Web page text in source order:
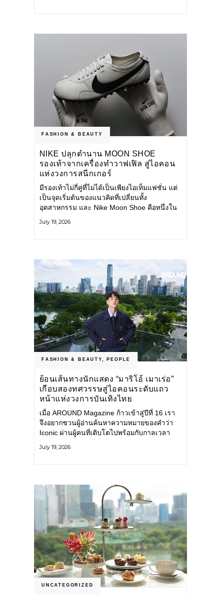
FASHION & BEAUTY
NIKE ปลุกตำนาน MOON SHOE
รองเท้าจากเครื่องทำวาฟเฟิล สู่ไอคอน
แห่งวงการสนีกเกอร์
มีรองเท้าไม่กี่คู่ที่ไม่ได้เป็นเพียงไอเท็มแฟชั่น แต่
เป็นจุดเริ่มต้นของแนวคิดที่เปลี่ยนทั้ง
อุตสาหกรรม และ Nike Moon Shoe คือหนึ่งใน
ศตวรรษก่อน กำลังกลับมาอีกครั้ง พร้อมพาเรื่อง
July 19, 2026
FASHION & BEAUTY, PEOPLE
ย้อนเส้นทางนักแสดง “มาริโอ้ เมาเร่อ”
เกือบสองทศวรรษสู่ไอคอนระดับแถว
หน้าแห่งวงการบันเทิงไทย
เมื่อ AROUND Magazine ก้าวเข้าสู่ปีที่ 16 เรา
จึงอยากชวนผู้อ่านค้นหาความหมายของคำว่า
Iconic ผ่านผู้คนที่เติบโตไปพร้อมกับกาลเวลา
คือ มาริโอ้ เมาเร่อ
July 19, 2026
UNCATEGORIZED